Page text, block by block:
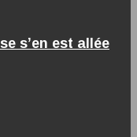
s’en est allée